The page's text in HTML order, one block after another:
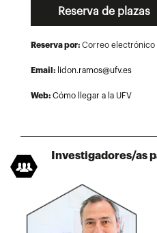
Reserva de plazas
Reserva por: Correo electrónico
Email: lidon.ramos@ufv.es
Web: Cómo llegar a la UFV
Investigadores/as